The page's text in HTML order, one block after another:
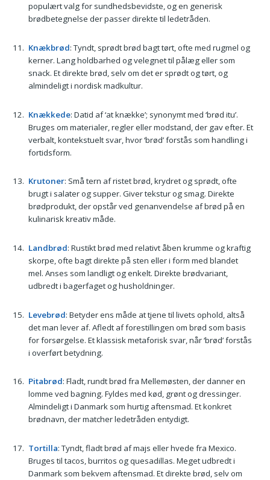
populært valg for sundhedsbevidste, og en generisk
brødbetegnelse der passer direkte til ledetråden.
Knækbrød: Tyndt, sprødt brød bagt tørt, ofte med rugmel og
kerner. Lang holdbarhed og velegnet til pålæg eller som
snack. Et direkte brød, selv om det er sprødt og tørt, og
almindeligt i nordisk madkultur.
Knækkede: Datid af ‘at knække’; synonymt med ‘brød itu’.
Bruges om materialer, regler eller modstand, der gav efter. Et
verbalt, kontekstuelt svar, hvor ‘brød’ forstås som handling i
fortidsform.
Krutoner: Små tern af ristet brød, krydret og sprødt, ofte
brugt i salater og supper. Giver tekstur og smag. Direkte
brødprodukt, der opstår ved genanvendelse af brød på en
kulinarisk kreativ måde.
Landbrød: Rustikt brød med relativt åben krumme og kraftig
skorpe, ofte bagt direkte på sten eller i form med blandet
mel. Anses som landligt og enkelt. Direkte brødvariant,
udbredt i bagerfaget og husholdninger.
Levebrød: Betyder ens måde at tjene til livets ophold, altså
det man lever af. Afledt af forestillingen om brød som basis
for forsørgelse. Et klassisk metaforisk svar, når ‘brød’ forstås
i overført betydning.
Pitabrød: Fladt, rundt brød fra Mellemøsten, der danner en
lomme ved bagning. Fyldes med kød, grønt og dressinger.
Almindeligt i Danmark som hurtig aftensmad. Et konkret
brødnavn, der matcher ledetråden entydigt.
Tortilla: Tyndt, fladt brød af majs eller hvede fra Mexico.
Bruges til tacos, burritos og quesadillas. Meget udbredt i
Danmark som bekvem aftensmad. Et direkte brød, selv om